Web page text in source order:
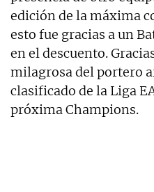
edición de la máxima
esto fue gracias a un
en el descuento.
milagrosa del portero
clasificado de la Liga
próxima Champions.